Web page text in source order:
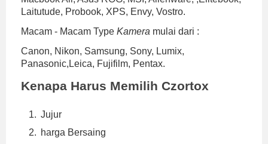
Laitutude, Probook, XPS, Envy, Vostro.
Macam - Macam Type Kamera mulai dari :
Canon, Nikon, Samsung, Sony, Lumix,
Panasonic,Leica, Fujifilm, Pentax.
Kenapa Harus Memilih Czortox
Jujur
harga Bersaing